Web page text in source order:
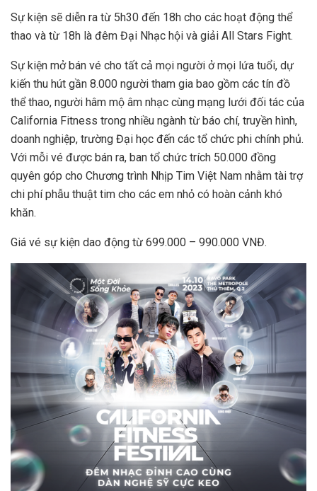
Sự kiện sẽ diễn ra từ 5h30 đến 18h cho các hoạt động thể
thao và từ 18h là đêm Đại Nhạc hội và giải All Stars Fight.
Sự kiện mở bán vé cho tất cả mọi người ở mọi lứa tuổi, dự
kiến thu hút gần 8.000 người tham gia bao gồm các tín đồ
thể thao, người hâm mộ âm nhạc cùng mạng lưới đối tác của
California Fitness trong nhiều ngành từ báo chí, truyền hình,
doanh nghiệp, trường Đại học đến các tổ chức phi chính phủ.
Với mỗi vé được bán ra, ban tổ chức trích 50.000 đồng
quyên góp cho Chương trình Nhịp Tim Việt Nam nhằm tài trợ
chi phí phẫu thuật tim cho các em nhỏ có hoàn cảnh khó
khăn.
Giá vé sự kiện dao động từ 699.000 – 990.000 VNĐ.